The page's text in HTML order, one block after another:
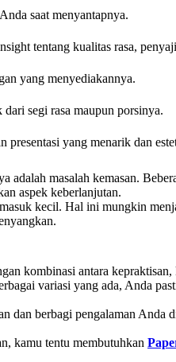
saat menyantapnya.
tentang kualitas rasa,
yang menyediakannya.
segi rasa maupun porsinya.
yang menarik dan
masalah kemasan.
aspek keberlanjutan.
kecil. Hal ini mungkin
kombinasi antara
variasi yang ada, Anda
berbagi pengalaman Anda
kamu tentu membutuhkan